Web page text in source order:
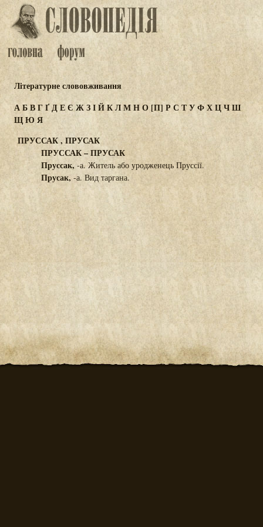
Літературне слововживання
АБВГҐДЕЄ ЖЗІЙКЛМНО[П] Р С ТУФХЦЧШ
ЩЮ Я
ПРУССАК , ПРУСАК
ПРУССАК – ПРУСАК
Пруссак, -а. Житель або уродженець Пруссії.
Прусак, -а. Вид таргана.